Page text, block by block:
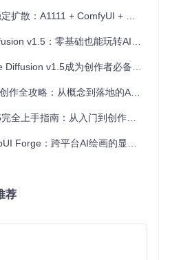
同时判断是否存在水印特征。检
水印
("带水印" if has_watermark(sd)
+ DreamBooth，一键启动的创新AI绘图工具
v1.5：零基础也能玩转AI绘画
v1.5成为创作者必备AI绘画工具
略：从概念到落地的AI绘图实战指南
手指南：从入门到创作的AI绘画之旅
跨平台AI绘画的显存优化与效率提升指南
荐